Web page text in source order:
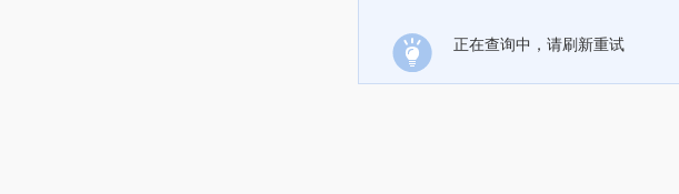
正在查询中，请刷新重试